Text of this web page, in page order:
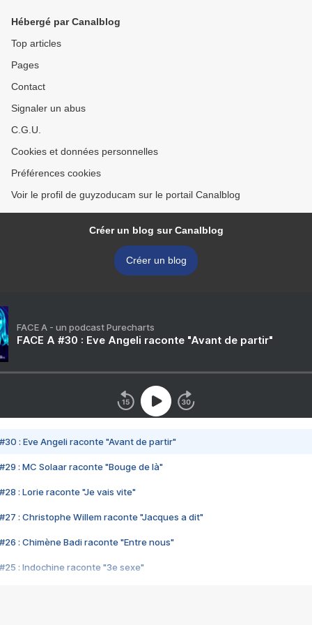
Hébergé par Canalblog
Top articles
Pages
Contact
Signaler un abus
C.G.U.
Cookies et données personnelles
Préférences cookies
Voir le profil de guyzoducam sur le portail Canalblog
Créer un blog sur Canalblog
Créer un blog
FACE A - un podcast Purecharts
FACE A #30 : Eve Angeli raconte "Avant de partir"
#30 : Eve Angeli raconte "Avant de partir"
#29 : MC Solaar raconte "Bouge de là"
#28 : Lorie raconte "Je vais vite"
#27 : Christophe Willem raconte "Jacques a dit"
#26 : Chimène Badi raconte "Entre nous"
#25 : Indochine raconte "3e sexe"